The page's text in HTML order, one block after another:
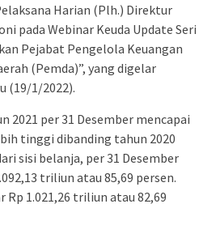
Harian (Plh.) Direktur
pada Webinar Keuda Update Seri
Pejabat Pengelola Keuangan
(Pemda)”, yang digelar
(19/1/2022).
2021 per 31 Desember mencapai
tinggi dibanding tahun 2020
sisi belanja, per 31 Desember
triliun atau 85,69 persen.
1.021,26 triliun atau 82,69